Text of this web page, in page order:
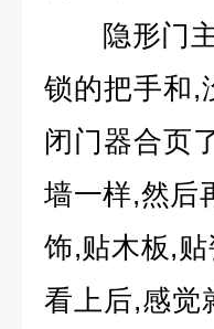
隐形门主
锁的把手和,
闭门器合页
墙一样,然后
饰,贴木板,
看上后,感觉